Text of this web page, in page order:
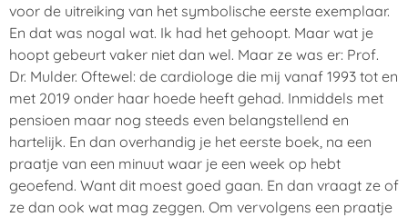
voor de uitreiking van het symbolische eerste exemplaar.
En dat was nogal wat. Ik had het gehoopt. Maar wat je
hoopt gebeurt vaker niet dan wel. Maar ze was er: Prof.
Dr. Mulder. Oftewel: de cardiologe die mij vanaf 1993 tot en
met 2019 onder haar hoede heeft gehad. Inmiddels met
pensioen maar nog steeds even belangstellend en
hartelijk. En dan overhandig je het eerste boek, na een
praatje van een minuut waar je een week op hebt
geoefend. Want dit moest goed gaan. En dan vraagt ze of
ze dan ook wat mag zeggen. Om vervolgens een praatje